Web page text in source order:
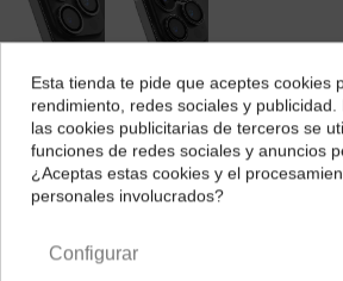
Protector de lentes Devia
/15 Pro Max
Marca: Devia
15,51 €
¿Dónde deseas recibir
Selecciona tu ubicación para
impuestos correctos para tu
Esta tienda te pide que aceptes cookies
rendimiento, redes sociales y
las cookies publicitarias de terceros se
funciones de redes sociales y anuncios
¿Aceptas estas cookies y el
personales involucrados?
Configurar